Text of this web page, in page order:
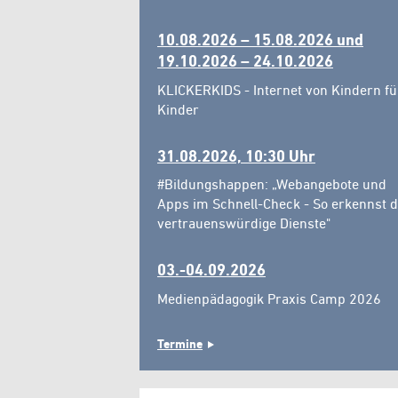
10.08.2026 – 15.08.2026 und
19.10.2026 – 24.10.2026
KLICKERKIDS - Internet von Kindern
Kinder
31.08.2026, 10:30 Uhr
#Bildungshappen: „Webangebote und
Apps im Schnell-Check - So erkennst
vertrauenswürdige Dienste"
03.-04.09.2026
Medienpädagogik Praxis Camp 2026
Termine